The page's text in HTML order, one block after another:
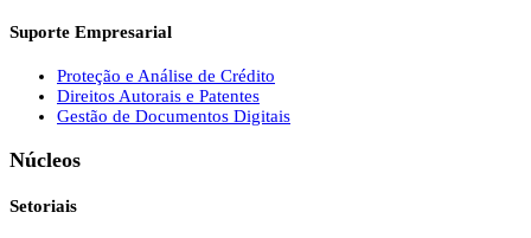
Suporte Empresarial
Proteção e Análise de Crédito
Direitos Autorais e Patentes
Gestão de Documentos Digitais
Núcleos
Setoriais